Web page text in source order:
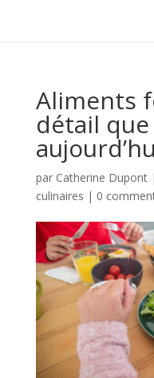
Aliments
détail
par Catherine Dupont|
culinaires | 0